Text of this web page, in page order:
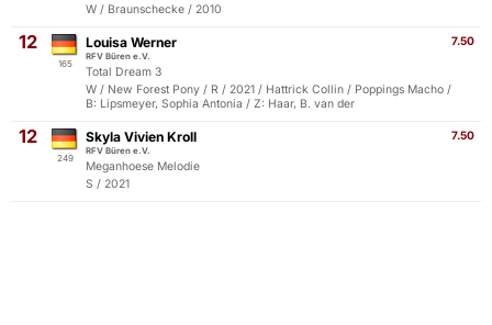
W / Braunschecke / 2010
12
165
7.50
Louisa Werner
RFV Büren e.V.
Total Dream 3
W / New Forest Pony / R / 2021 / Hattrick Collin / Poppings Macho /
B: Lipsmeyer, Sophia Antonia / Z: Haar, B. van der
12
249
7.50
Skyla Vivien Kroll
RFV Büren e.V.
Meganhoese Melodie
S / 2021